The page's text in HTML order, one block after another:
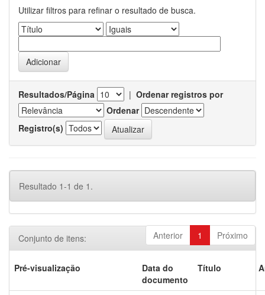
Utilizar filtros para refinar o resultado de busca.
Resultados/Página | Ordenar registros por
Ordenar
Registro(s)
Resultado 1-1 de 1.
Anterior 1 Próximo
Conjunto de itens:
Pré-visualização
Data do
documento
Título